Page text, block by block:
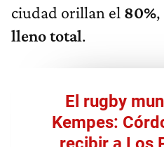
ciudad orillan el 80%
llenototal.
El rugby
Kempes: